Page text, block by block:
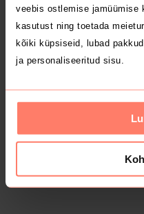
veebis ostlemise jamüümise
kasutust ning toetada
kõiki küpsiseid, lubad
ja personaliseeritud sisu.